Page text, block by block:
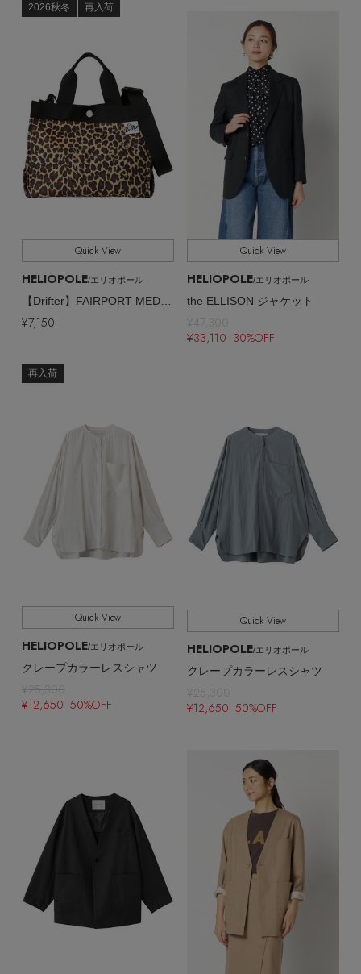
2026秋冬 再入荷
Quick View
HELIOPOLE/エリオポール
【Drifter】FAIRPORT MEDIUM トートバッグ
¥7,150
Quick View
HELIOPOLE/エリオポール
the ELLISON ジャケット
¥47,300
¥33,110 30%OFF
再入荷
Quick View
HELIOPOLE/エリオポール
クレープカラーレスシャツ
¥25,300
¥12,650 50%OFF
Quick View
HELIOPOLE/エリオポール
クレープカラーレスシャツ
¥25,300
¥12,650 50%OFF